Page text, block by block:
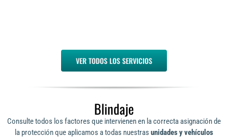
VER TODOS LOS SERVICIOS
Blindaje
Consulte todos los factores que intervienen en la correcta asignación de
la protección que aplicamos a todas nuestras unidades y vehículos